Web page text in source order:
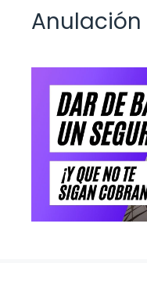
Anulación